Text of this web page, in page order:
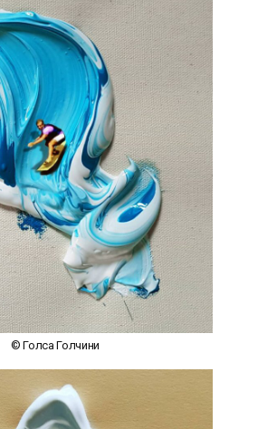
© Голса Голчини